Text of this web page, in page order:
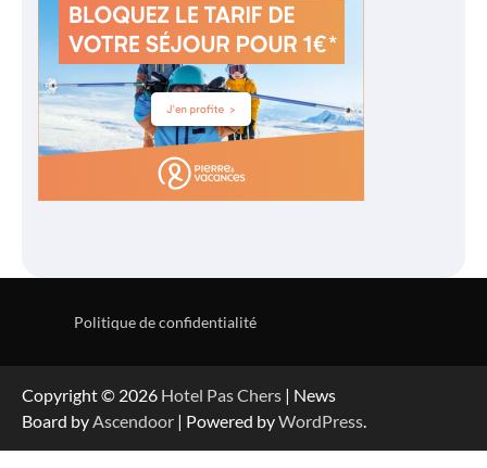
Politique de confidentialité
Copyright © 2026 Hotel Pas Chers | News
Board byAscendoor | Powered byWordPress.